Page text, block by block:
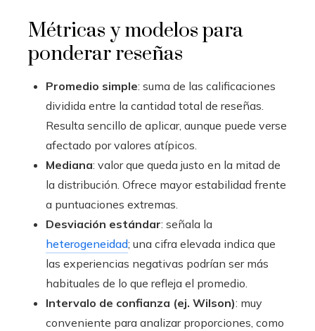
Métricas y modelos para
ponderar reseñas
Promedio simple: suma de las calificaciones
dividida entre la cantidad total de reseñas.
Resulta sencillo de aplicar, aunque puede verse
afectado por valores atípicos.
Mediana: valor que queda justo en la mitad de
la distribución. Ofrece mayor estabilidad frente
a puntuaciones extremas.
Desviación estándar: señala la
heterogeneidad; una cifra elevada indica que
las experiencias negativas podrían ser más
habituales de lo que refleja el promedio.
Intervalo de confianza (ej. Wilson): muy
conveniente para analizar proporciones, como